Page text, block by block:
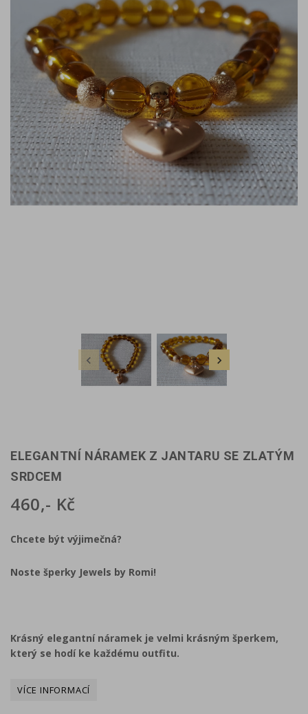
 
ELEGANTNÍ NÁRAMEK Z JANTARU SE ZLATÝM
SRDCEM
460,- Kč
Chcete být výjimečná?
Noste šperky Jewels by Romi!
Krásný elegantní náramek je velmi krásným šperkem,
který se hodí ke každému outfitu.